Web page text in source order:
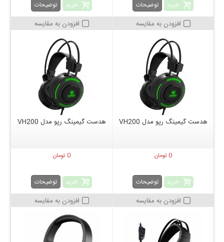
خرید توضیحات
افزودن به مقایسه
خرید توضیحات
افزودن به مقایسه
هدست گیمینگ رپو مدل VH200
0 تومان
خرید توضیحات
افزودن به مقایسه
هدست گیمینگ رپو مدل VH200
0 تومان
خرید توضیحات
افزودن به مقایسه